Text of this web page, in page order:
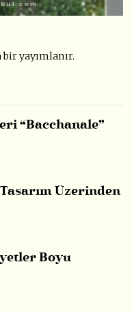
yayımlanır.
“Bacchanale”
Üzerinden
Boyu